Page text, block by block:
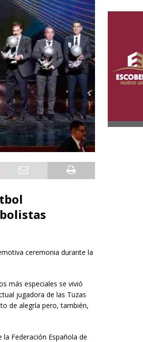
ceremonia durante la
más especiales se vivió
jugadora de las Tuzas
de alegría pero, también,
Federación Española de